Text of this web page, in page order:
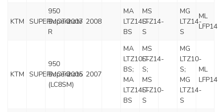
KTM SUPERMOTO
950
Supermoto
R
2007 2008
MA
LTZ14S-
BS
MS
LTZ14-
S
MG
LTZ14-
S
ML
LFP14
KTM SUPERMOTO
950
Supermoto
(LC8SM)
2005 2007
MA
LTZ10S-
BS;
MA
LTZ14S-
BS
MS
LTZ14-
S;
MS
LTZ10-
S
MG
LTZ10-
S;
MG
LTZ14-
S
ML
LFP14